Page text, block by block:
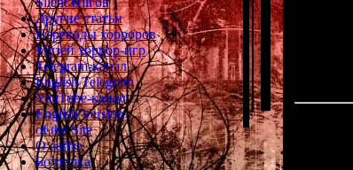
Другие статьи
Переводы хорроров
Музей хоррор-игр
Telegram-канал
English Telegram
YouTube-канал
English Version
of the Site
О сайте
Болталка